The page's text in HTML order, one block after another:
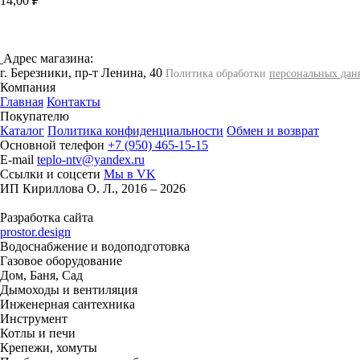
Адрес магазина:
г. Березники, пр-т Ленина, 40 Политика обработки персональных
Компания
Главная Контакты
Покупателю
Каталог Политика конфиденциальности Обмен и возврат
Основной телефон +7 (950) 465-15-15
E-mail teplo-ntv@yandex.ru
Ссылки и соцсети Мы в VK
ИП Кириллова О. Л., 2016 – 2026
Разработка сайта
prostor.design
Водоснабжение и водоподготовка
Газовое оборудование
Дом, Баня, Сад
Дымоходы и вентиляция
Инженерная сантехника
Инструмент
Котлы и печи
Крепежи, хомуты